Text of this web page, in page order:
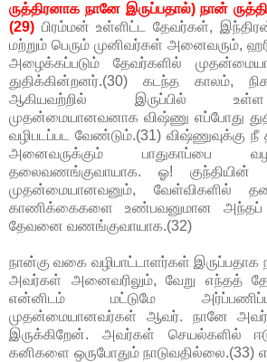
ருத்திரனாக நானே இருப்பதால்) நான்
(29) பிரம்மன் உள்ளிட்ட தேவர்கள்,
மற்றும் பெரும் முனிவர்கள் அனைவரும்,
அழைக்கப்படும் தேவர்களில்
துதிக்கின்றனர்.(30) கடந்த காலம்,
ஆகியவற்றில் இருப்பில்
முதன்மையானவனாக விஷ்ணு எப்போது
வழிபடப்பட வேண்டும்.(31) விஷ்ணுவுக்கு
அனைவருக்கும் பாதுகாப்பை
தலைவணங்குவாயாக. ஓ! குந்தியின்
முதன்மையானவனும், வேள்விகளில்
காணிக்கைகளை உண்பவனுமான அந்தப்
தேவனை வணங்குவாயாக.(32)
நான்கு வகை வழிபாட்டாளர்கள் இருப்பதாக
அவர்கள் அனைவரிலும், வேறு எந்தத்
என்னிடம் மட்டுமே
முதன்மையானவர்கள் ஆவர். நானே
இருக்கிறேன். அவர்கள் செயல்களில்
கனிகளை ஒருபோதும் நாடுவதில்லை.(33)